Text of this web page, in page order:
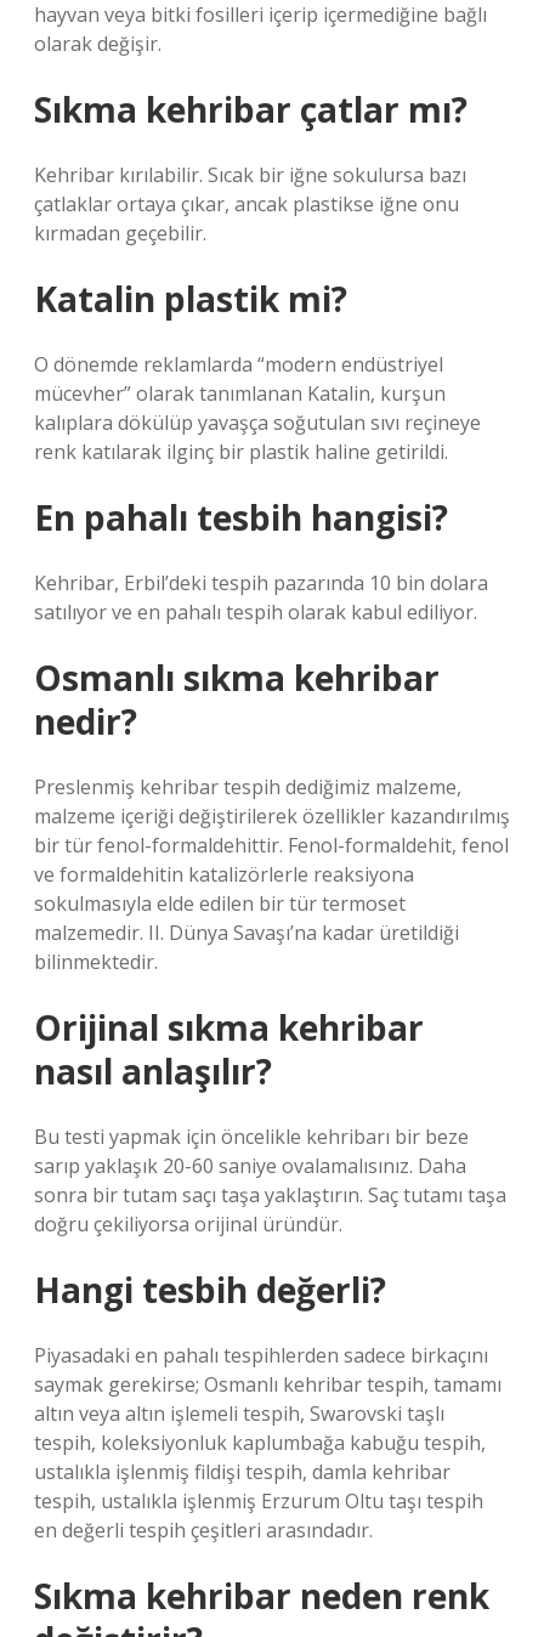
hayvan veya bitki fosilleri içerip içermediğine bağlı
olarak değişir.
Sıkma kehribar çatlar mı?
Kehribar kırılabilir. Sıcak bir iğne sokulursa bazı
çatlaklar ortaya çıkar, ancak plastikse iğne onu
kırmadan geçebilir.
Katalin plastik mi?
O dönemde reklamlarda “modern endüstriyel
mücevher” olarak tanımlanan Katalin, kurşun
kalıplara dökülüp yavaşça soğutulan sıvı reçineye
renk katılarak ilginç bir plastik haline getirildi.
En pahalı tesbih hangisi?
Kehribar, Erbil’deki tespih pazarında 10 bin dolara
satılıyor ve en pahalı tespih olarak kabul ediliyor.
Osmanlı sıkma kehribar
nedir?
Preslenmiş kehribar tespih dediğimiz malzeme,
malzeme içeriği değiştirilerek özellikler kazandırılmış
bir tür fenol-formaldehittir. Fenol-formaldehit, fenol
ve formaldehitin katalizörlerle reaksiyona
sokulmasıyla elde edilen bir tür termoset
malzemedir. II. Dünya Savaşı’na kadar üretildiği
bilinmektedir.
Orijinal sıkma kehribar
nasıl anlaşılır?
Bu testi yapmak için öncelikle kehribarı bir beze
sarıp yaklaşık 20-60 saniye ovalamalısınız. Daha
sonra bir tutam saçı taşa yaklaştırın. Saç tutamı taşa
doğru çekiliyorsa orijinal üründür.
Hangi tesbih değerli?
Piyasadaki en pahalı tespihlerden sadece birkaçını
saymak gerekirse; Osmanlı kehribar tespih, tamamı
altın veya altın işlemeli tespih, Swarovski taşlı
tespih, koleksiyonluk kaplumbağa kabuğu tespih,
ustalıkla işlenmiş fildişi tespih, damla kehribar
tespih, ustalıkla işlenmiş Erzurum Oltu taşı tespih
en değerli tespih çeşitleri arasındadır.
Sıkma kehribar neden renk